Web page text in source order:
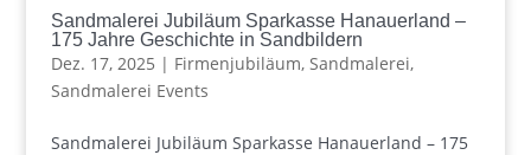
Sandmalerei Jubiläum Sparkasse Hanauerland –
175 Jahre Geschichte in Sandbildern
Dez. 17, 2025 | Firmenjubiläum, Sandmalerei,
Sandmalerei Events
Sandmalerei Jubiläum Sparkasse Hanauerland – 175